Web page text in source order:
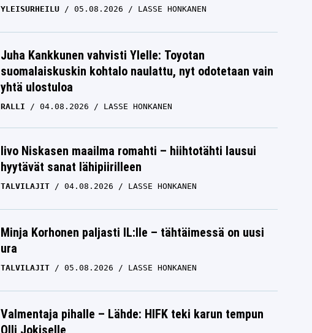
YLEISURHEILU 05.08.2026 LASSE HONKANEN
Juha Kankkunen vahvisti Ylelle: Toyotan
suomalaiskuskin kohtalo naulattu, nyt odotetaan vain
yhtä ulostuloa
RALLI 04.08.2026 LASSE HONKANEN
Iivo Niskasen maailma romahti – hiihtotähti lausui
hyytävät sanat lähipiirilleen
TALVILAJIT 04.08.2026 LASSE HONKANEN
Minja Korhonen paljasti IL:lle – tähtäimessä on uusi
ura
TALVILAJIT 05.08.2026 LASSE HONKANEN
Valmentaja pihalle – Lähde: HIFK teki karun tempun